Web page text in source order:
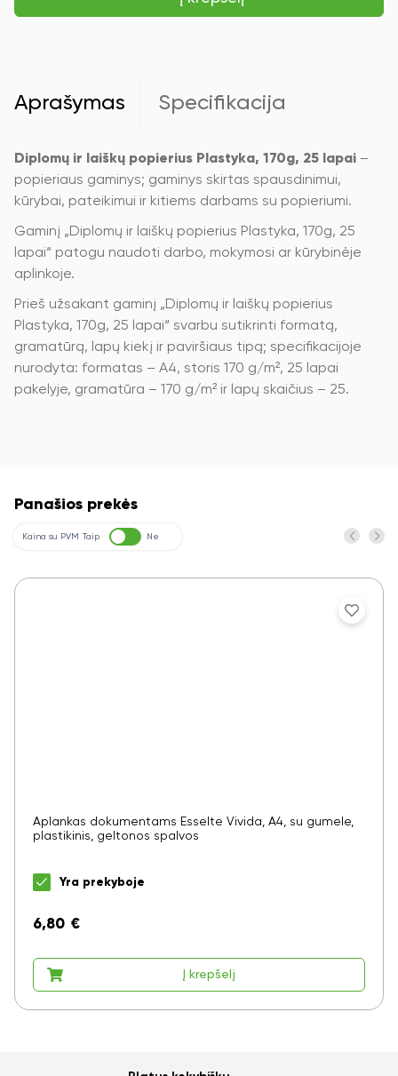
popierius
Aprašymas Specifikacija
Diplomų ir laiškų popierius Plastyka, 170g, 25 lapai –
popieriaus gaminys; gaminys skirtas spausdinimui,
kūrybai, pateikimui ir kitiems darbams su popieriumi.
Gaminį „Diplomų ir laiškų popierius Plastyka, 170g, 25
lapai“ patogu naudoti darbo, mokymosi ar kūrybinėje
aplinkoje.
Prieš užsakant gaminį „Diplomų ir laiškų popierius
Plastyka, 170g, 25 lapai“ svarbu sutikrinti formatą,
gramatūrą, lapų kiekį ir paviršiaus tipą; specifikacijoje
nurodyta: formatas – A4, storis 170 g/m², 25 lapai
pakelyje, gramatūra – 170 g/m² ir lapų skaičius – 25.
Panašios prekės
Kaina su PVM Taip Ne
Aplankas dokumentams Esselte Vivida, A4, su gumele,
plastikinis, geltonos spalvos
Yra prekyboje
6,80 €
Į krepšelį